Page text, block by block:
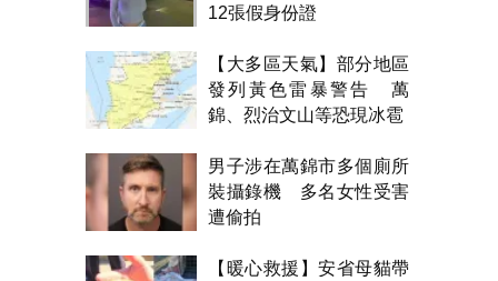
12張假身份證
【大多區天氣】部分地區
發列黃色雷暴警告 萬
錦、烈治文山等恐現冰雹
男子涉在萬錦市多個廁所
裝攝錄機 多名女性受害
遭偷拍
【暖心救援】安省母貓帶